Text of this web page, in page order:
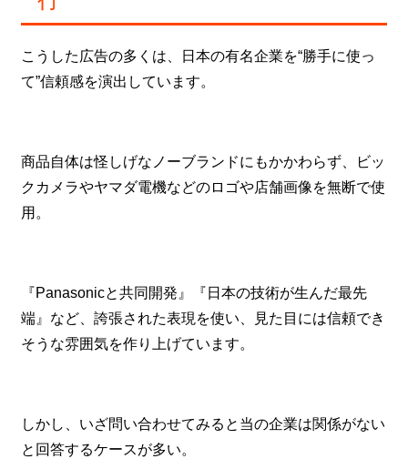
こうした広告の多くは、日本の有名企業を“勝手に使っ
て”信頼感を演出しています。
商品自体は怪しげなノーブランドにもかかわらず、ビッ
クカメラやヤマダ電機などのロゴや店舗画像を無断で使
用。
『Panasonicと共同開発』『日本の技術が生んだ最先
端』など、誇張された表現を使い、見た目には信頼でき
そうな雰囲気を作り上げています。
しかし、いざ問い合わせてみると当の企業は関係がない
と回答するケースが多い。